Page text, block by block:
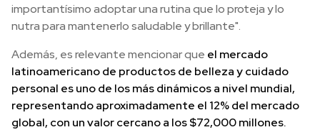
importantísimo adoptar una rutina que lo proteja y lo
nutra para mantenerlo saludable y brillante".
Además, es relevante mencionar que el mercado
latinoamericano de productos de belleza y cuidado
personal es uno de los más dinámicos a nivel mundial,
representando aproximadamente el 12% del mercado
global, con un valor cercano a los $72,000 millones.